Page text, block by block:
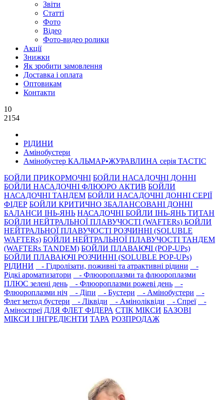
Звіти
Статті
Фото
Відео
Фото-видео ролики
Акції
Знижки
Як зробити замовлення
Доставка і оплата
Оптовикам
Контакти
10
2154
РIДИНИ
Амінобустери
Амiнобустер КАЛЬМАР•ЖУРАВЛИНА серiя TACTIC
БОЙЛИ ПРИКОРМОЧНI БОЙЛИ НАСАДОЧНI ДОННI
БОЙЛИ НАСАДОЧНІ ФЛЮОРО АКТИВ БОЙЛИ
НАСАДОЧНІ ТАНДЕМ БОЙЛИ НАСАДОЧНI ДОННI СЕРIÏ
ФIДЕР БОЙЛИ КРИТИЧНО ЗБАЛАНСОВАНІ ДОННІ
БАЛАНСИ ІНЬ-ЯНЬ НАСАДОЧНІ БОЙЛИ ІНЬ-ЯНЬ ТИТАН
БОЙЛИ НЕЙТРАЛЬНОÏ ПЛАВУЧОСТI (WAFTERs) БОЙЛИ
НЕЙТРАЛЬНОЇ ПЛАВУЧОСТІ РОЗЧИННІ (SOLUBLE
WAFTERs) БОЙЛИ НЕЙТРАЛЬНОЇ ПЛАВУЧОСТІ ТАНДЕМ
(WAFTERs TANDEM) БОЙЛИ ПЛАВАЮЧІ (POP-UPs)
БОЙЛИ ПЛАВАЮЧI РОЗЧИННI (SOLUBLE POP-UPs)
РIДИНИ
- Гідролізати, поживні та атрактивнi рідини
-
Рідкі ароматизатори
- Флюороплазми та флюороплазми
ПЛЮС зелені день
- Флюороплазми рожеві день
-
Флюороплазми ніч
- Дiпи - Бустери - Амінобустери
-
Флет метод бустери
- Лiквiди - Амiнолiквiди - Спреї
-
Амiноспреї ДЛЯ ФЛЕТ ФІДЕРА СТIК МIКСИ БАЗОВІ
МІКСИ І ІНГРЕДІЄНТИ ТАРА РОЗПРОДАЖ